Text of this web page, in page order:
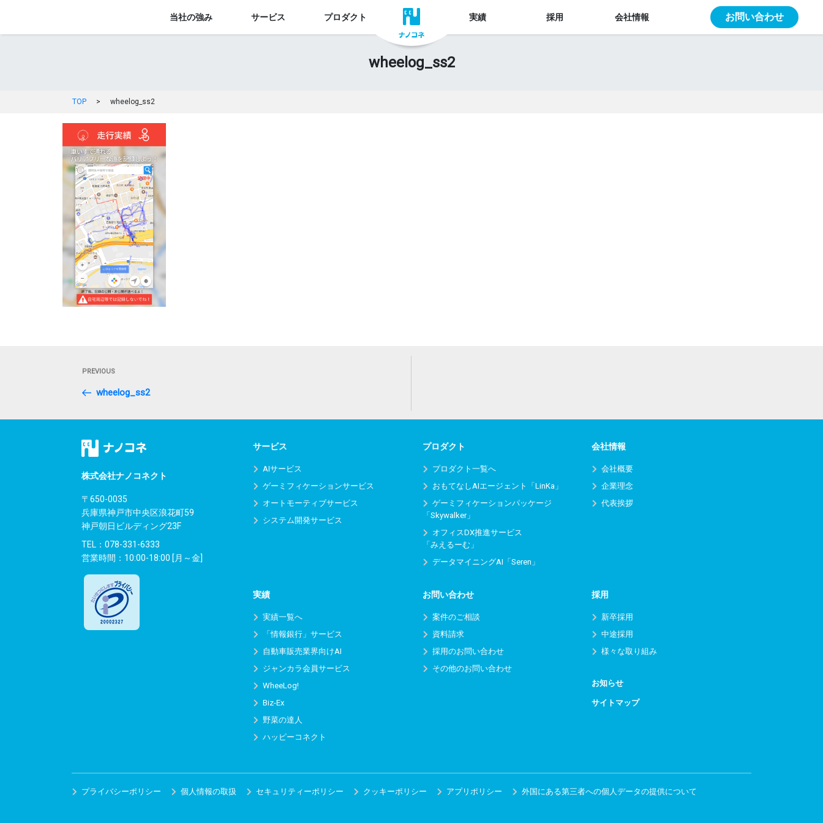
当社の強み サービス プロダクト 実績 採用 会社情報 お問い合わせ
wheelog_ss2
TOP > wheelog_ss2
ビ
ゲ
ョ
ン
Previous
Post
PREVIOUS
wheelog_ss2
株式会社ナノコネクト
〒650-0035
兵庫県神戸市中央区浪花町59
神戸朝日ビルディング23F
TEL： 078-331-6333
営業時間：10:00-18:00 [月～金]
サービス
AIサービス
ゲーミフィケーションサービス
オートモーティブサービス
システム開発サービス
プロダクト
プロダクト一覧へ
おもてなしAIエージェント「LinKa」
ゲーミフィケーションパッケージ
「Skywalker」
オフィスDX推進サービス
「みえるーむ」
データマイニングAI「Seren」
会社情報
会社概要
企業理念
代表挨拶
実績
実績一覧へ
「情報銀行」サービス
自動車販売業界向けAI
ジャンカラ会員サービス
WheeLog!
Biz-Ex
野菜の達人
ハッピーコネクト
お問い合わせ
案件のご相談
資料請求
採用のお問い合わせ
その他のお問い合わせ
採用
新卒採用
中途採用
様々な取り組み
お知らせ
サイトマップ
プライバシーポリシー 個人情報の取扱 セキュリティーポリシー クッキーポリシー アプリポリシー 外国にある第三者への個人データの提供について